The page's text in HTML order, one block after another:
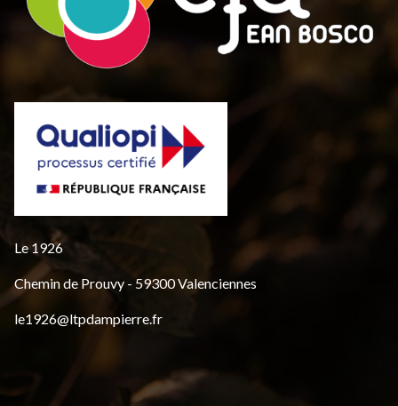
Le 1926
Chemin de Prouvy - 59300 Valenciennes
le1926@ltpdampierre.fr